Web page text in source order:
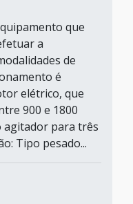
que
a
de
é
elétrico, que
900 e 1800
agitador para três
Tipo pesado...